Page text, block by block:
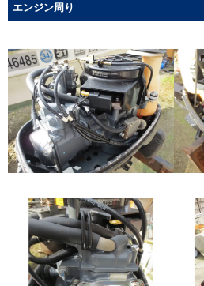
エンジン周り